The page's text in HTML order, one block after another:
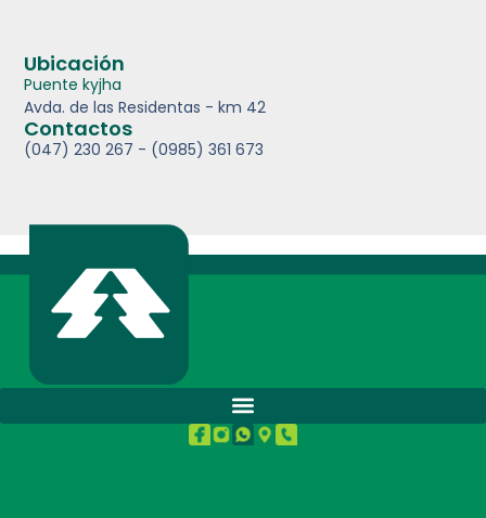
Ubicación
Puente kyjha
Avda. de las Residentas - km 42
Contactos
(047) 230 267 - (0985) 361 673